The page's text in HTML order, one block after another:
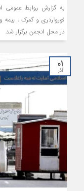
به گزارش روابط
در محل انجمن برگزار شد.
۰۱
آذر